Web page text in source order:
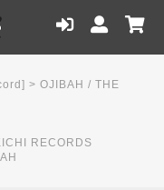
> OJIBAH / THE
RECORDS